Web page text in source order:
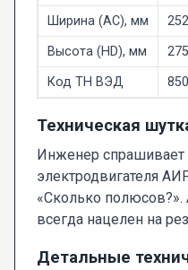
Ширина (AC), мм
252
Высота (HD), мм
275
Код ТН ВЭД
Техническая
Инженер спрашивает
электродвигателя
«Сколько полюсов?».
всегда нацелен на
Детальные